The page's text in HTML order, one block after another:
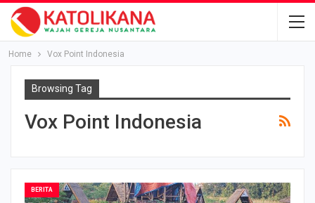
Home Vox Point Indonesia
Browsing Tag
Vox Point Indonesia
BERITA